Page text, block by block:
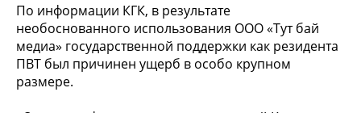
По информации КГК, в результате
необоснованного использования ООО «Тут бай
медиа» государственной поддержки как резидента
ПВТ был причинен ущерб в особо крупном
размере.